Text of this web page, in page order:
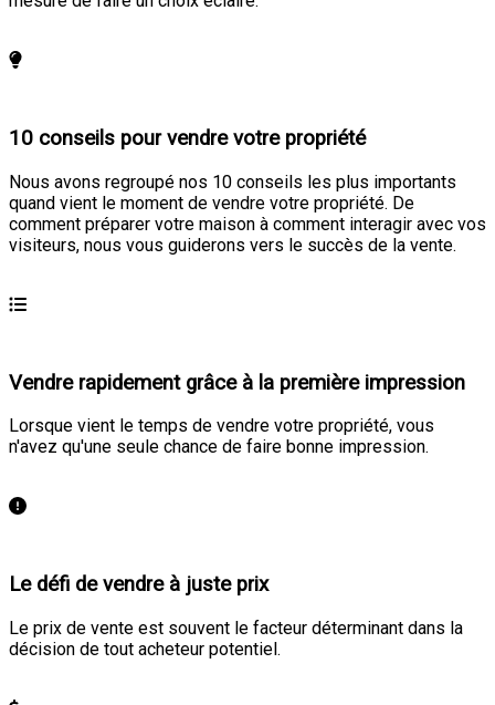
10 conseils pour vendre votre propriété
Nous avons regroupé nos 10 conseils les plus importants
quand vient le moment de vendre votre propriété. De
comment préparer votre maison à comment interagir avec vos
visiteurs, nous vous guiderons vers le succès de la vente.
Vendre rapidement grâce à la première impression
Lorsque vient le temps de vendre votre propriété, vous
n'avez qu'une seule chance de faire bonne impression.
Le défi de vendre à juste prix
Le prix de vente est souvent le facteur déterminant dans la
décision de tout acheteur potentiel.